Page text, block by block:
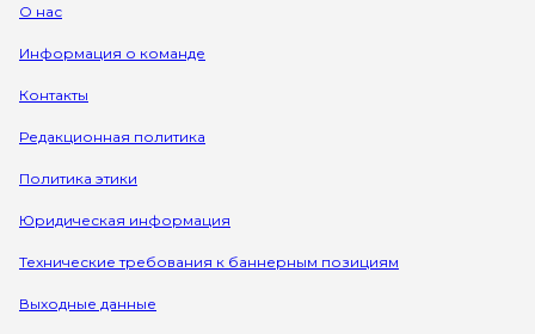
О нас
Информация о команде
Контакты
Редакционная политика
Политика этики
Юридическая информация
Технические требования к баннерным позициям
Выходные данные